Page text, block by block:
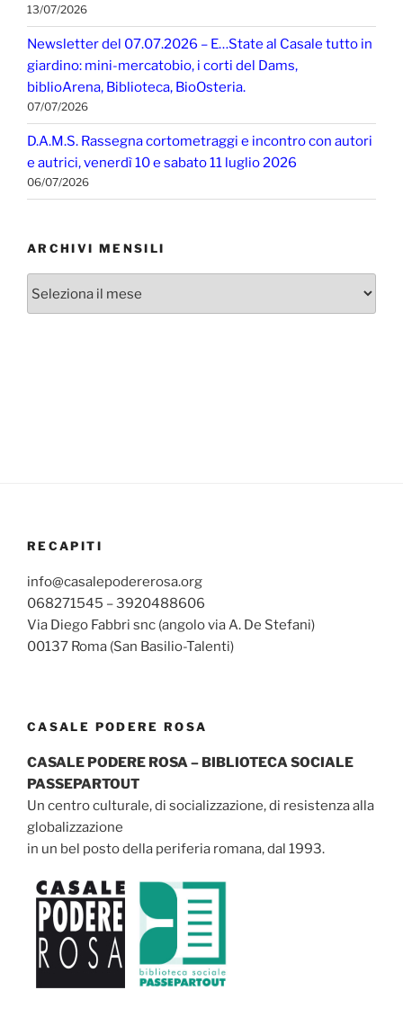
13/07/2026
Newsletter del 07.07.2026 – E…State al Casale tutto in
giardino: mini-mercatobio, i corti del Dams,
biblioArena, Biblioteca, BioOsteria.
07/07/2026
D.A.M.S. Rassegna cortometraggi e incontro con autori
e autrici, venerdì 10 e sabato 11 luglio 2026
06/07/2026
ARCHIVI MENSILI
RECAPITI
info@casalepodererosa.org
068271545 – 3920488606
Via Diego Fabbri snc (angolo via A. De Stefani)
00137 Roma (San Basilio-Talenti)
CASALE PODERE ROSA
CASALE PODERE ROSA – BIBLIOTECA SOCIALE
PASSEPARTOUT
Un centro culturale, di socializzazione, di resistenza alla
globalizzazione
in un bel posto della periferia romana, dal 1993.